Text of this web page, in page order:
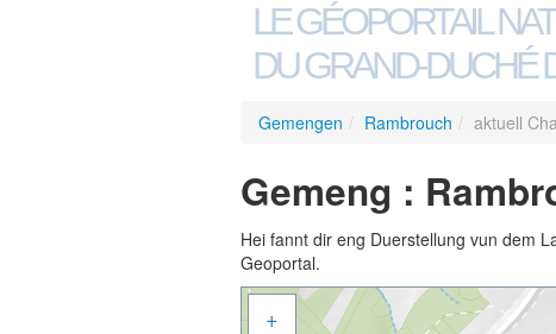
LE GÉOPORTAIL
DU GRAND-DUCHÉ
Gemengen / Rambrouch / aktuell
Gemeng :
Hei fannt dir eng Duerstellung vun dem
Geoportal.
+